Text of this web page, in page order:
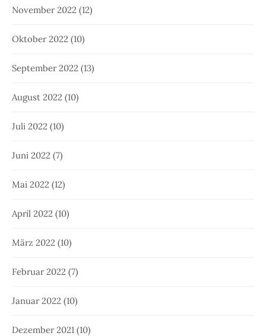
November 2022 (12)
Oktober 2022 (10)
September 2022 (13)
August 2022 (10)
Juli 2022 (10)
Juni 2022 (7)
Mai 2022 (12)
April 2022 (10)
März 2022 (10)
Februar 2022 (7)
Januar 2022 (10)
Dezember 2021 (10)